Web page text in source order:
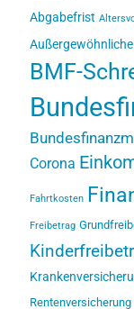
Abgabefrist
BMF-
Corona
Fahrtkosten
Freibetrag
Rentenversicherung